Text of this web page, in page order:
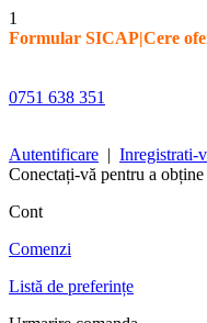
1
Formular SICAP|Cere
0751 638 351
Autentificare | Inregistrati-
Conectați-vă pentru a
Cont
Comenzi
Listă de preferințe